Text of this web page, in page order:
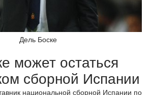
Дель Боске
может остаться
сборной Испании
национальной сборной Испании по